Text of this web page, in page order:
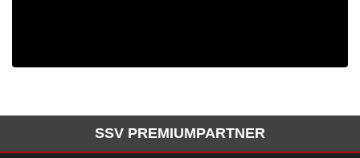
SSV PREMIUMPARTNER